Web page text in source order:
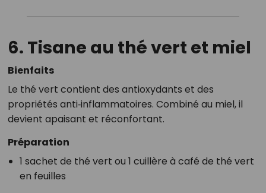
6. Tisane au thé vert et miel
Bienfaits
Le thé vert contient des antioxydants et des
propriétés anti‑inflammatoires. Combiné au miel, il
devient apaisant et réconfortant.
Préparation
1 sachet de thé vert ou 1 cuillère à café de thé vert
en feuilles